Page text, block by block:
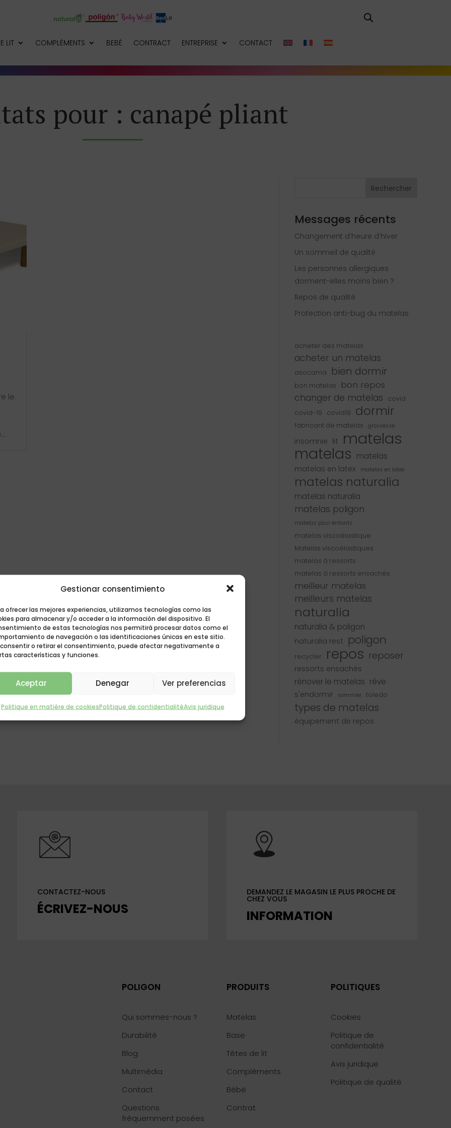
Gestionar consentimiento
ofrecer las mejores experiencias, utilizamos tecnologías como las
para almacenar y/o acceder a la información del dispositivo. El
de estas tecnologías nos permitirá procesar datos como el
de navegación o las identificaciones únicas en este sitio.
consentir o retirar el consentimiento, puede afectar negativamente a
características y funciones.
Aceptar Denegar Ver preferencias
Politique en matière de cookiesPolitique de confidentialitéAvis juridique
LIT COMPLÉMENTS BEBÉ CONTRACT ENTREPRISE CONTACT
pour : canapé pliant
le
Rechercher
Messages récents
Changement d’heure d’hiver
Un sommeil de qualité
Les personnes allergiques
dorment-elles moins bien ?
Repos de qualité
Protection anti-bug du matelas
acheter des matelas
acheter un matelas
asocama bien dormir
bon matelas
bon repos
changer de matelas
covid
covid-19
covid19 dormir
fabricant de matelas grossesse
insomnie lit matelas
matelas matelas
matelas en latex matelas en latex
matelas naturalia
matelas naturalia
matelas poligon
matelas pour enfants
matelas viscoélastique
Matelas viscoélastiques
matelas à ressorts
matelas à ressorts ensachés
meilleur matelas
meilleurs matelas
naturalia
naturalia & poligon
naturalia rest poligon
recycler repos reposer
ressorts ensachés
rénover le matelas rêve
s'endormir sommier toledo
types de matelas
équipement de repos
CONTACTEZ-NOUS
ÉCRIVEZ-NOUS
DEMANDEZ LE MAGASIN LE PLUS PROCHE DE
CHEZ VOUS
INFORMATION
POLIGON
Qui sommes-nous ?
Durabilité
Blog
Multimédia
Contact
Questions
fréquemment posées
PRODUITS
Matelas
Base
Têtes de lit
Compléments
Bébé
Contrat
POLITIQUES
Cookies
Politique de
confidentialité
Avis juridique
Politique de qualité